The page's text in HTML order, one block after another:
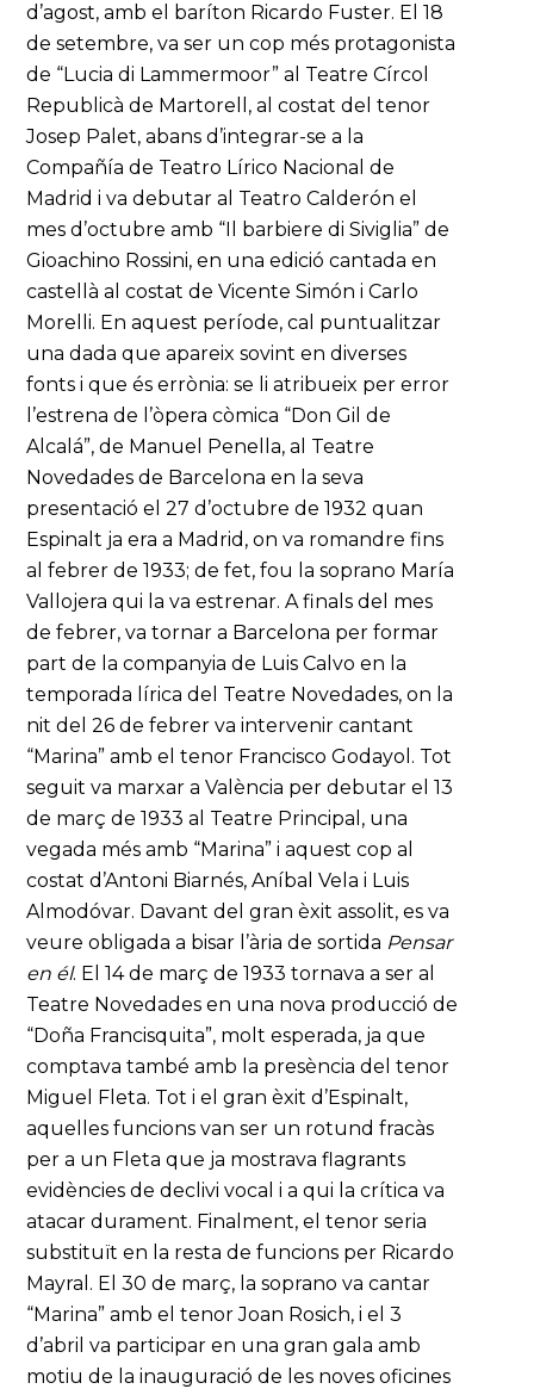
d’agost, amb el baríton Ricardo Fuster. El 18
de setembre, va ser un cop més protagonista
de “Lucia di Lammermoor” al Teatre Círcol
Republicà de Martorell, al costat del tenor
Josep Palet, abans d’integrar-se a la
Compañía de Teatro Lírico Nacional de
Madrid i va debutar al Teatro Calderón el
mes d’octubre amb “Il barbiere di Siviglia” de
Gioachino Rossini, en una edició cantada en
castellà al costat de Vicente Simón i Carlo
Morelli. En aquest període, cal puntualitzar
una dada que apareix sovint en diverses
fonts i que és errònia: se li atribueix per error
l’estrena de l’òpera còmica “Don Gil de
Alcalá”, de Manuel Penella, al Teatre
Novedades de Barcelona en la seva
presentació el 27 d’octubre de 1932 quan
Espinalt ja era a Madrid, on va romandre fins
al febrer de 1933; de fet, fou la soprano María
Vallojera qui la va estrenar. A finals del mes
de febrer, va tornar a Barcelona per formar
part de la companyia de Luis Calvo en la
temporada lírica del Teatre Novedades, on la
nit del 26 de febrer va intervenir cantant
“Marina” amb el tenor Francisco Godayol. Tot
seguit va marxar a València per debutar el 13
de març de 1933 al Teatre Principal, una
vegada més amb “Marina” i aquest cop al
costat d’Antoni Biarnés, Aníbal Vela i Luis
Almodóvar. Davant del gran èxit assolit, es va
veure obligada a bisar l’ària de sortida Pensar
en él. El 14 de març de 1933 tornava a ser al
Teatre Novedades en una nova producció de
“Doña Francisquita”, molt esperada, ja que
comptava també amb la presència del tenor
Miguel Fleta. Tot i el gran èxit d’Espinalt,
aquelles funcions van ser un rotund fracàs
per a un Fleta que ja mostrava flagrants
evidències de declivi vocal i a qui la crítica va
atacar durament. Finalment, el tenor seria
substituït en la resta de funcions per Ricardo
Mayral. El 30 de març, la soprano va cantar
“Marina” amb el tenor Joan Rosich, i el 3
d’abril va participar en una gran gala amb
motiu de la inauguració de les noves oficines